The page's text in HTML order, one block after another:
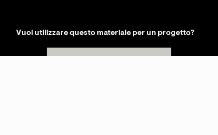
Vuoi utilizzare questo materiale per un progetto?